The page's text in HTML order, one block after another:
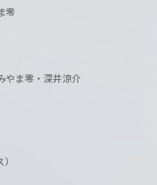
零
ま零・深井涼介